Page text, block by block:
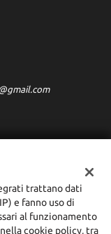
trattano dati
e fanno uso di
al funzionamento
cookie policy, tra